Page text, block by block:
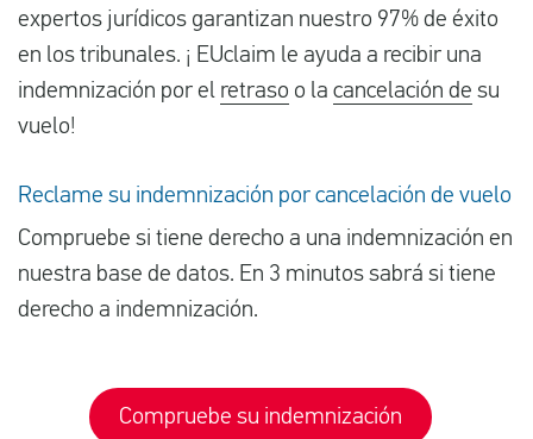
expertos jurídicos garantizan nuestro 97% de éxito
en los tribunales. ¡ EUclaim le ayuda a recibir una
indemnización por el retraso o la cancelación de su
vuelo!
Reclame su indemnización por cancelación de vuelo
Compruebe si tiene derecho a una indemnización en
nuestra base de datos. En 3 minutos sabrá si tiene
derecho a indemnización.
Compruebe su indemnización